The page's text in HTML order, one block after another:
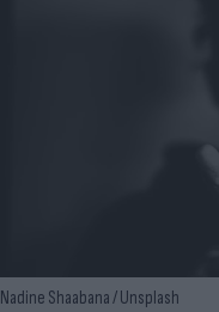
Nadine Shaabana / Unsplash